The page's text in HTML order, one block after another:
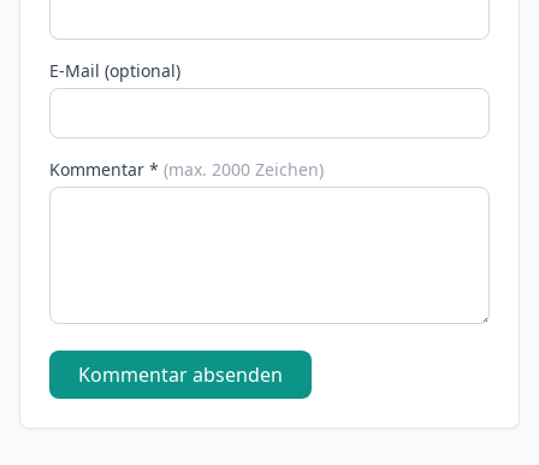
E-Mail (optional)
Kommentar * (max. 2000 Zeichen)
Kommentar absenden